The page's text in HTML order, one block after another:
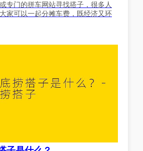
专门的拼车网站寻找搭子，很多人
家可以一起分摊车费，既经济又环